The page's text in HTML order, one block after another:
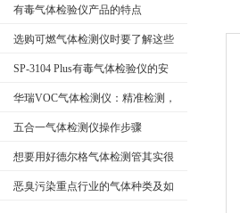
与现场快筛实践
有毒气体检验仪产品的特点
选购可燃气体检测仪时要了解这些
常识SP-3104 Plus有毒气体检验仪的安
装对管路有哪些要求？
华瑞VOC气体检测仪：精准检测，
守护空气环境
五合一气体检测仪操作步骤
想要用好德尔格气体检测管其实很
简单恶臭污染重点行业的气体种类及如